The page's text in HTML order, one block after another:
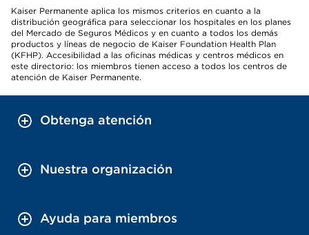
Kaiser Permanente aplica los mismos criterios en cuanto a la
distribución geográfica para seleccionar los hospitales en los planes
del Mercado de Seguros Médicos y en cuanto a todos los demás
productos y líneas de negocio de Kaiser Foundation Health Plan
(KFHP). Accesibilidad a las oficinas médicas y centros médicos en
este directorio: los miembros tienen acceso a todos los centros de
atención de Kaiser Permanente.
Obtenga atención
Nuestra organización
Ayuda para miembros